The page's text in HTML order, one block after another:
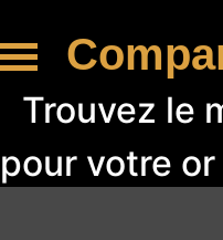
Trouvez le
pour votre or